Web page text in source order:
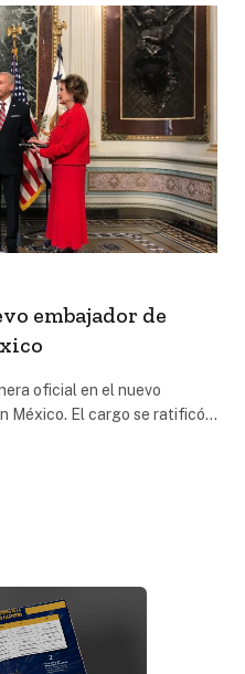
embajador de
oficial en el nuevo
México. El cargo se ratificó…